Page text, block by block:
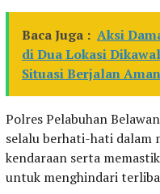
Baca Juga : Aksi
di Dua Lokasi
Situasi Berjalan
Polres Pelabuhan
selalu berhati-hati dalam
kendaraan serta
untuk menghindari